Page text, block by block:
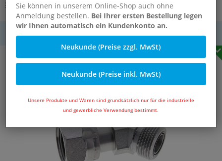
Sie können in unserem Online-Shop auch ohne
Anmeldung bestellen. Bei Ihrer ersten Bestellung legen
wir Ihnen automatisch ein Kundenkonto an.
Neukunde (Preise zzgl. MwSt)
Neukunde (Preise inkl. MwSt)
Unsere Produkte und Waren sind grundsätzlich nur für die industrielle
und gewerbliche Verwendung bestimmt.
Andere Varianten des Artikels
MwSt.